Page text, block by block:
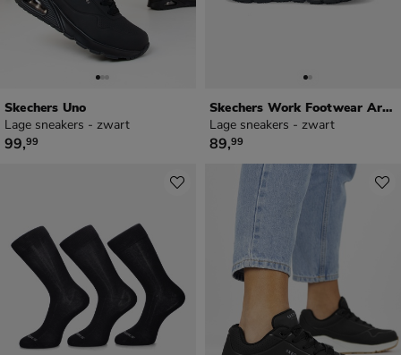
Skechers Uno
Lage sneakers - zwart
€ 99,99
99,99
Skechers Work Footwear Arch Fit SR
Lage sneakers - zwart
€ 89,99
89,99